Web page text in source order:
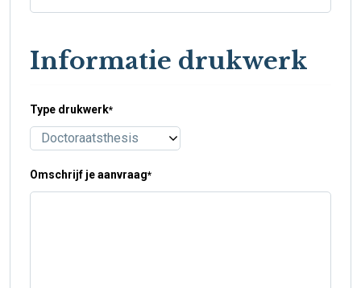
Informatie drukwerk
Type drukwerk*
Omschrijf je aanvraag*